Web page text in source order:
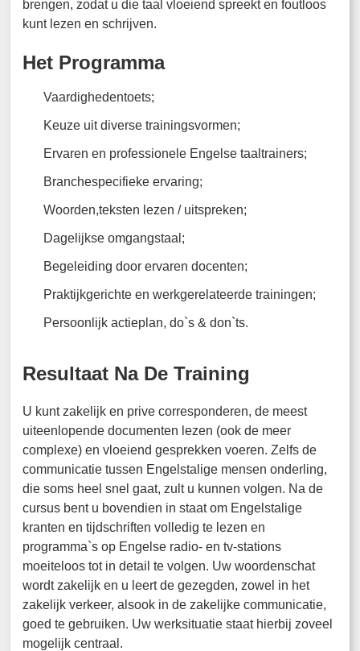
brengen, zodat u die taal vloeiend spreekt en foutloos
kunt lezen en schrijven.
Het Programma
Vaardighedentoets;
Keuze uit diverse trainingsvormen;
Ervaren en professionele Engelse taaltrainers;
Branchespecifieke ervaring;
Woorden,teksten lezen / uitspreken;
Dagelijkse omgangstaal;
Begeleiding door ervaren docenten;
Praktijkgerichte en werkgerelateerde trainingen;
Persoonlijk actieplan, do`s & don`ts.
Resultaat Na De Training
U kunt zakelijk en prive corresponderen, de meest
uiteenlopende documenten lezen (ook de meer
complexe) en vloeiend gesprekken voeren. Zelfs de
communicatie tussen Engelstalige mensen onderling,
die soms heel snel gaat, zult u kunnen volgen. Na de
cursus bent u bovendien in staat om Engelstalige
kranten en tijdschriften volledig te lezen en
programma`s op Engelse radio- en tv-stations
moeiteloos tot in detail te volgen. Uw woordenschat
wordt zakelijk en u leert de gezegden, zowel in het
zakelijk verkeer, alsook in de zakelijke communicatie,
goed te gebruiken. Uw werksituatie staat hierbij zoveel
mogelijk centraal.